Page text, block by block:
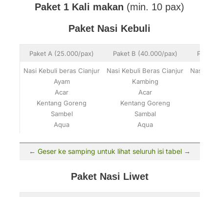
Paket 1 Kali makan (min. 10 pax)
Paket Nasi Kebuli
Paket A (25.000/pax) Paket B (40.000/pax) Paket
Nasi Kebuli beras Cianjur
Ayam
Acar
Kentang Goreng
Sambel
Aqua
Nasi Kebuli Beras Cianjur
Kambing
Acar
Kentang Goreng
Sambal
Aqua
Nasi
Paket Nasi Liwet